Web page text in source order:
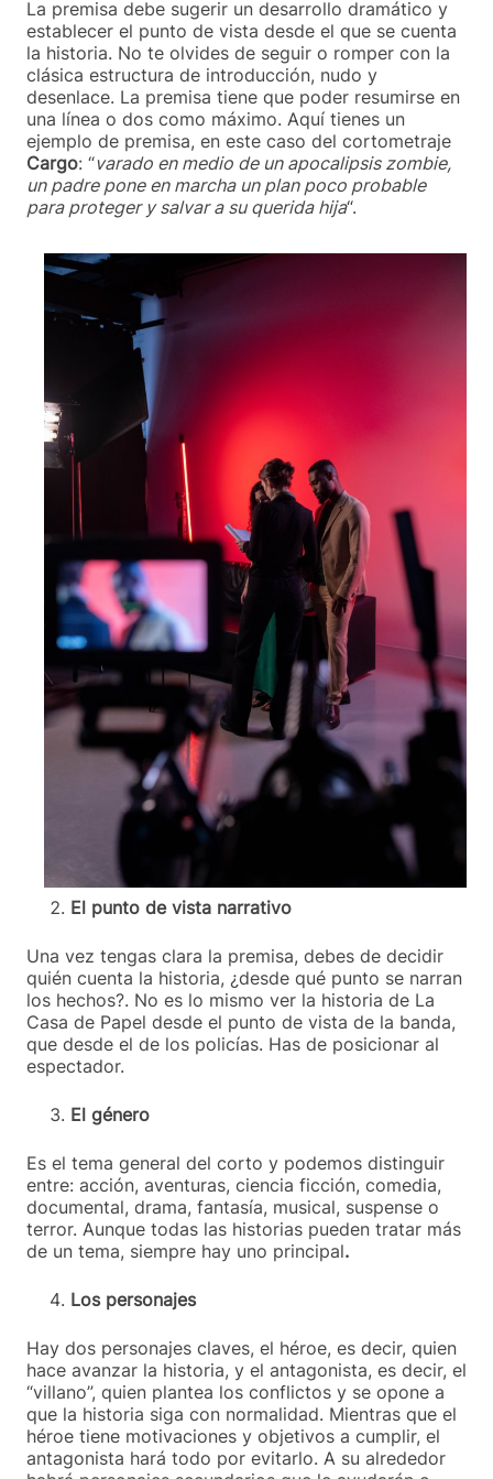
La premisa debe sugerir un desarrollo dramático y
establecer el punto de vista desde el que se cuenta
la historia. No te olvides de seguir o romper con la
clásica estructura de introducción, nudo y
desenlace. La premisa tiene que poder resumirse en
una línea o dos como máximo. Aquí tienes un
ejemplo de premisa, en este caso del cortometraje
Cargo: “varado en medio de un apocalipsis zombie,
un padre pone en marcha un plan poco probable
para proteger y salvar a su querida hija“.
El punto de vista narrativo
Una vez tengas clara la premisa, debes de decidir
quién cuenta la historia, ¿desde qué punto se narran
los hechos?. No es lo mismo ver la historia de La
Casa de Papel desde el punto de vista de la banda,
que desde el de los policías. Has de posicionar al
espectador.
El género
Es el tema general del corto y podemos distinguir
entre: acción, aventuras, ciencia ficción, comedia,
documental, drama, fantasía, musical, suspense o
terror. Aunque todas las historias pueden tratar más
de un tema, siempre hay uno principal.
Los personajes
Hay dos personajes claves, el héroe, es decir, quien
hace avanzar la historia, y el antagonista, es decir, el
“villano”, quien plantea los conflictos y se opone a
que la historia siga con normalidad. Mientras que el
héroe tiene motivaciones y objetivos a cumplir, el
antagonista hará todo por evitarlo. A su alrededor